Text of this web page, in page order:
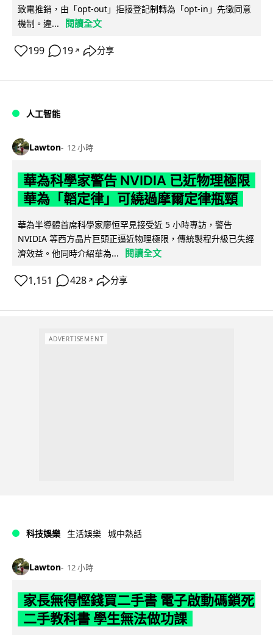
致電推銷，由「opt-out」拒接登記制轉為「opt-in」先徵同意
機制。違...
閱讀全文
199 19 ↗ 分享
人工智能
Lawton 12 小時
華為科學家警告 NVIDIA 已近物理極限
華為「韜定律」可繞過摩爾定律瓶頸
華為半導體首席科學家廖恒罕見接受近 5 小時專訪，警告
NVIDIA 等西方晶片巨頭正逼近物理極限，傳統製程升級已失經
濟效益。他同時介紹華為...
閱讀全文
1,151 428 ↗ 分享
ADVERTISEMENT
科技娛樂 生活娛樂 城中熱話
Lawton 12 小時
家長無得慳錢買二手書 電子啟動碼鎖死
二手教科書 學生無法做功課